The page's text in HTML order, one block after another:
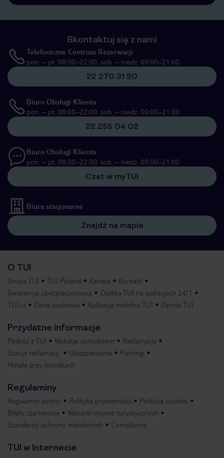
Skontaktuj się z nami
Telefoniczne Centrum Rezerwacji
pon. – pt. 08:00–22:00, sob. – niedz. 09:00–21:00
22 270 31 20
Biuro Obsługi Klienta
pon. – pt. 08:00–22:00, sob. – niedz. 09:00–21:00
22 255 04 02
Biuro Obsługi Klienta
pon. – pt. 08:00–22:00, sob. – niedz. 09:00–21:00
Czat w myTUI
Biura stacjonarne
Znajdź na mapie
O TUI
Grupa TUI TUI Poland Kariera
Kontakt
Gwarancja ubezpieczeniowa
Opieka TUI na wakacjach 24/7
TUI.cz
Dane osobowe Aplikacja mobilna TUI Opinie TUI
Przydatne informacje
Podróż z TUI Wakacje samolotem
Reklamacje
Status reklamacji
Ubezpieczenia
Parkingi
Hotele przy lotniskach
Regulaminy
Regulamin strony Polityka prywatności
Polityka cookies
Bilety czarterowe
Warunki imprez turystycznych
Standardy ochrony małoletnich
Compliance
TUI w Internecie